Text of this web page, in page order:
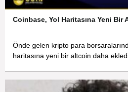
Coinbase, Yol Haritasına Yeni Bir
Önde gelen kripto para
haritasına yeni bir altcoin daha